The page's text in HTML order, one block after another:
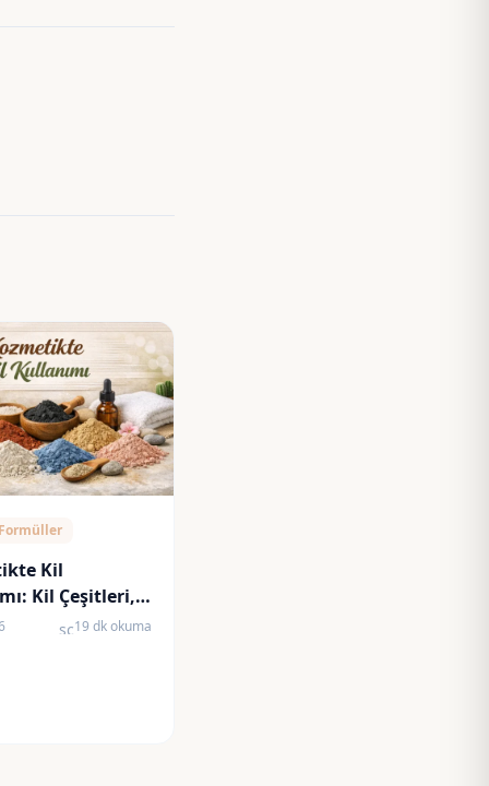
Kil
Kil Çeşitleri,
ve Cilt Tipine
schedule
19 dk okuma